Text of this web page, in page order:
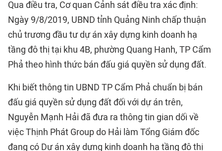
Qua điều tra, Cơ quan Cảnh sát điều tra xác định:
Ngày 9/8/2019, UBND tỉnh Quảng Ninh chấp thuận
chủ trương đầu tư dự án xây dựng kinh doanh hạ
tầng đô thị tại khu 4B, phường Quang Hanh, TP Cẩm
Phả theo hình thức bán đấu giá quyền sử dụng đất.
Khi biết thông tin UBND TP Cẩm Phả chuẩn bị bán
đấu giá quyền sử dụng đất đối với dự án trên,
Nguyễn Mạnh Hải đã đưa ra thông tin gian dối về
việc Thịnh Phát Group do Hải làm Tổng Giám đốc
đang có Dự án xây dựng kinh doanh hạ tầng đô thị